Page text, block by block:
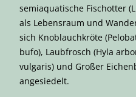
semiaquatische Fischotter
als Lebensraum und
sich Knoblauchkröte
bufo), Laubfrosch (Hyla
vulgaris) und Großer
angesiedelt.